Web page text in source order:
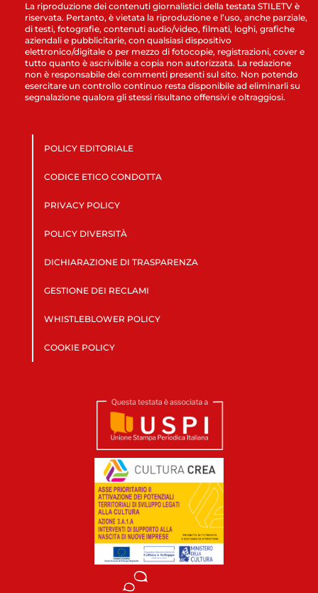
La riproduzione dei contenuti giornalistici della testata STILETV è
riservata. Pertanto, è vietata la riproduzione e l’uso, anche parziale,
di testi, fotografie, contenuti audio/video, filmati, loghi, grafiche
aziendali e pubblicitarie, con qualsiasi dispositivo
elettronico/digitale o per mezzo di fotocopie, registrazioni, cover e
tutto quanto è ascrivibile a copia non autorizzata. La redazione
non è responsabile dei commenti presenti sul sito. Non potendo
esercitare un controllo continuo resta disponibile ad eliminarli su
segnalazione qualora gli stessi risultano offensivi e oltraggiosi.
POLICY EDITORIALE
CODICE ETICO CONDOTTA
PRIVACY POLICY
POLICY DIVERSITÀ
DICHIARAZIONE DI TRASPARENZA
GESTIONE DEI RECLAMI
WHISTLEBLOWER POLICY
COOKIE POLICY